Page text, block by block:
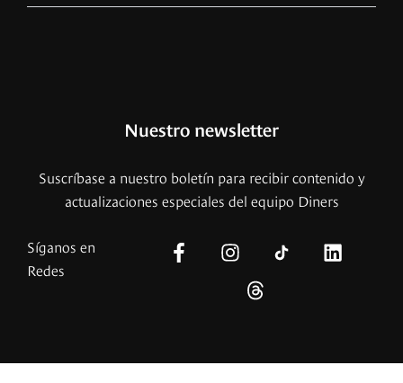
Nuestro newsletter
Suscríbase a nuestro boletín para recibir contenido y
actualizaciones especiales del equipo Diners
Síganos en
Redes